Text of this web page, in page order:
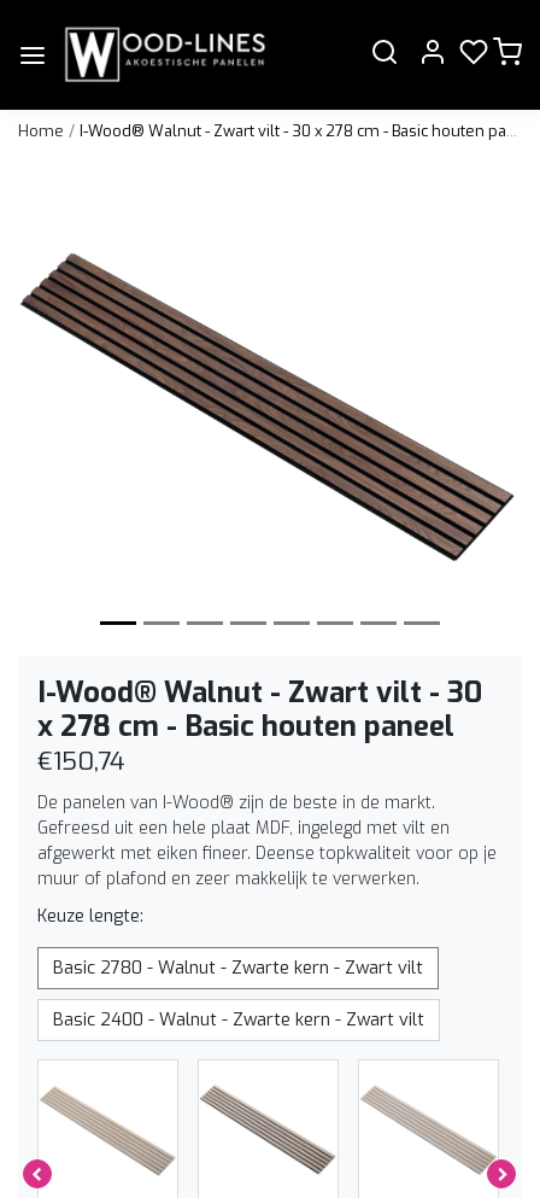
Home I-Wood® Walnut - Zwart vilt - 30 x 278 cm - Basic houten paneel
I-Wood® Walnut - Zwart vilt - 30
x 278 cm - Basic houten paneel
€150,74
De panelen van I-Wood® zijn de beste in de markt.
Gefreesd uit een hele plaat MDF, ingelegd met vilt en
afgewerkt met eiken fineer. Deense topkwaliteit voor op je
muur of plafond en zeer makkelijk te verwerken.
Keuze lengte:
Basic 2780 - Walnut - Zwarte kern - Zwart vilt
Basic 2400 - Walnut - Zwarte kern - Zwart vilt